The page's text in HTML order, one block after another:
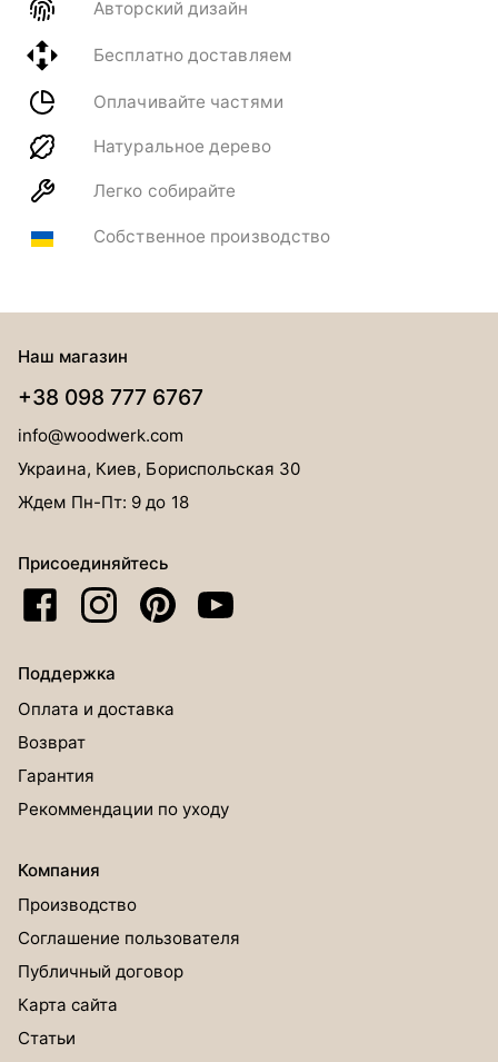
Авторский дизайн
Бесплатно доставляем
Оплачивайте частями
Натуральное дерево
Легко собирайте
Собственное производство
Наш магазин
+38 098 777 6767
info@woodwerk.com
Украина, Киев, Бориспольская 30
Ждем Пн-Пт: 9 до 18
Присоединяйтесь
Поддержка
Оплата и доставка
Возврат
Гарантия
Рекоммендации по уходу
Компания
Производство
Соглашение пользователя
Публичный договор
Карта сайта
Статьи